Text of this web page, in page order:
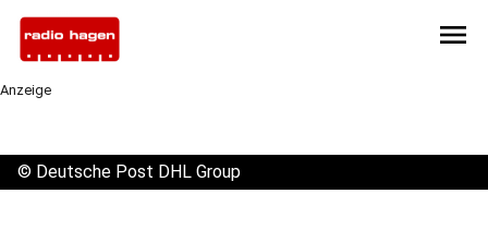
menu
Anzeige
© Deutsche Post DHL Group